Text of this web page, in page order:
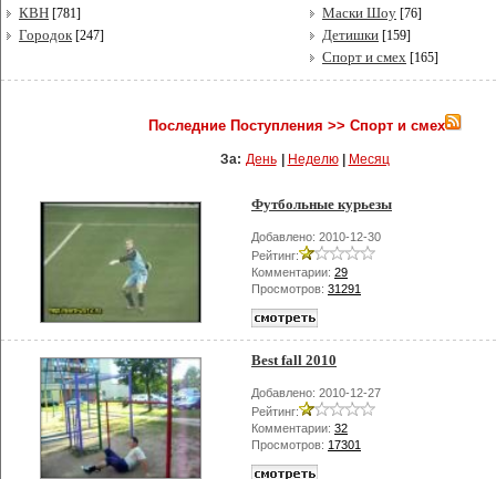
КВН [781] Маски Шоу [76]
Городок[247] Детишки [159]
Спорт и смех [165]
Последние Поступления >> Спорт и смех
За: День Неделю| Месяц
Футбольные курьезы
Добавлено: 2010-12-30
Рейтинг:
Комментарии: 29
Просмотров: 31291
Best fall 2010
Добавлено: 2010-12-27
Рейтинг:
Комментарии: 32
Просмотров: 17301